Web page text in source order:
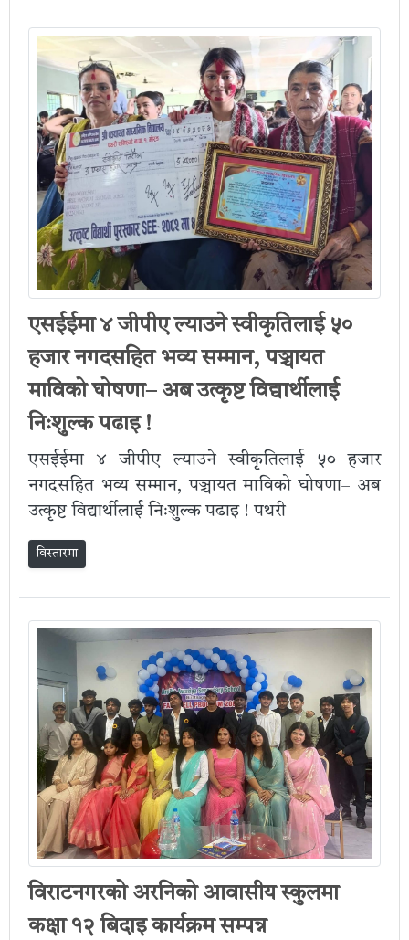
एसईईमा ४ जीपीए ल्याउने स्वीकृतिलाई ५०
हजार नगदसहित भव्य सम्मान, पञ्चायत
माविको घोषणा– अब उत्कृष्ट विद्यार्थीलाई
निःशुल्क पढाइ !
एसईईमा ४ जीपीए ल्याउने स्वीकृतिलाई ५० हजार
नगदसहित भव्य सम्मान, पञ्चायत माविको घोषणा– अब
उत्कृष्ट विद्यार्थीलाई निःशुल्क पढाइ ! पथरी
विस्तारमा
विराटनगरको अरनिको आवासीय स्कुलमा
कक्षा १२ बिदाइ कार्यक्रम सम्पन्न